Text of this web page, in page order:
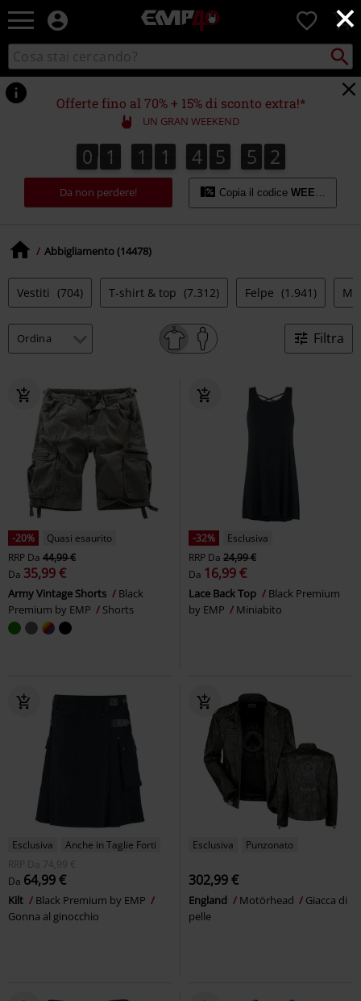
×
EMP
Musica,
Serie
TV
&
Videogame
merch
Abbigliamento
Alternativo
0
Cerca
nel
catalogo
Cerca
Punto
di
ritiro
Offerte fino al 70% + 15% di sconto extra!*
UN GRAN WEEKEND
0
0 1
1 1
1 1
1 4
4 5
5 5
5 0
1
0
2
1
Da non perdere! Copia il codice WEEKEND
Abbigliamento (14478)
Vestiti (704) T-shirt & top (7.312) Felpe (1.941)
Filtra
-20%
Quasi esaurito
RRP Da 44,99 €
Da 35,99 €
Army Vintage Shorts
Black
Premium by EMP
Shorts
-32%
Esclusiva
RRP Da 24,99 €
Da 16,99 €
Lace Back Top
Black Premium
by EMP
Miniabito
Esclusiva
Anche in Taglie Forti
RRP
Da
74,99 €
Da 64,99 €
Kilt
Black Premium by EMP
Gonna al ginocchio
Esclusiva Punzonato
302,99 €
England Motörhead
Giacca di
pelle